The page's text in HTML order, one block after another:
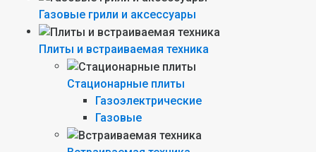
Газовые грили и аксессуары
Плиты и встраиваемая техника
Стационарные плиты
Газоэлектрические
Газовые